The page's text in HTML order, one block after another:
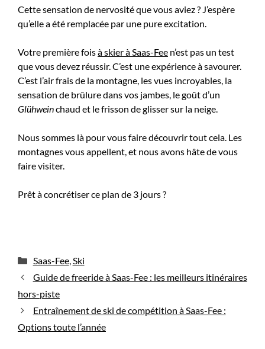
Cette sensation de nervosité que vous aviez ? J’espère
qu’elle a été remplacée par une pure excitation.
Votre première foisà skier à Saas-Fee n’est pas un test
que vous devez réussir. C’est une expérience à savourer.
C’est l’air frais de la montagne, les vues incroyables, la
sensation de brûlure dans vos jambes, le goût d’un
Glühweinchaud et le frisson de glisser sur la neige.
Nous sommes là pour vous faire découvrir tout cela. Les
montagnes vous appellent, et nous avons hâte de vous
faire visiter.
Prêt à concrétiser ce plan de 3 jours ?
Catégories
Saas-Fee, Ski
Guide de freeride à Saas-Fee : les meilleurs itinéraires
hors-piste
Entraînement de ski de compétition à Saas-Fee :
Options toute l’année